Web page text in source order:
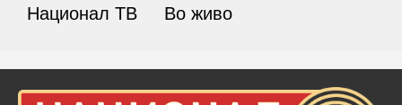
Национал ТВ Во живо